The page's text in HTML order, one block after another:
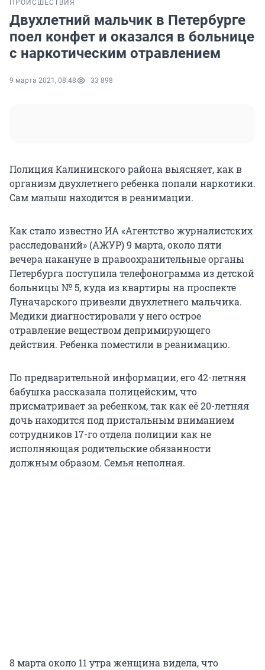
ПРОИСШЕСТВИЯ
Двухлетний мальчик в Петербурге
поел конфет и оказался в больнице
с наркотическим отравлением
9 марта 2021, 08:48 33 898
Полиция Калининского района выясняет, как в
организм двухлетнего ребенка попали наркотики.
Сам малыш находится в реанимации.
Как стало известно ИА «Агентство журналистских
расследований» (АЖУР) 9 марта, около пяти
вечера накануне в правоохранительные органы
Петербурга поступила телефонограмма из детской
больницы № 5, куда из квартиры на проспекте
Луначарского привезли двухлетнего мальчика.
Медики диагностировали у него острое
отравление веществом депримирующего
действия. Ребенка поместили в реанимацию.
По предварительной информации, его 42-летняя
бабушка рассказала полицейским, что
присматривает за ребенком, так как её 20-летняя
дочь находится под пристальным вниманием
сотрудников 17-го отдела полиции как не
исполняющая родительские обязанности
должным образом. Семья неполная.
8 марта около 11 утра женщина видела, что